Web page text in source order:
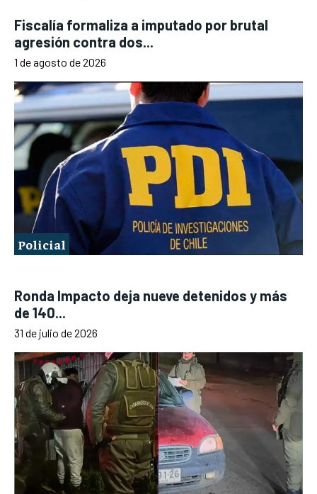
Fiscalía formaliza a imputado por brutal
agresión contra dos...
1 de agosto de 2026
Policial
Ronda Impacto deja nueve detenidos y más
de 140...
31 de julio de 2026